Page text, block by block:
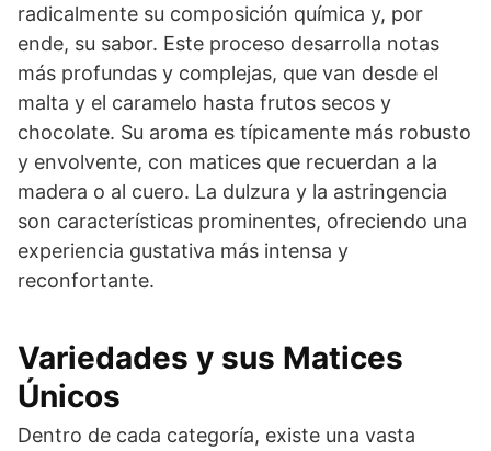
radicalmente su composición química y, por
ende, su sabor. Este proceso desarrolla notas
más profundas y complejas, que van desde el
malta y el caramelo hasta frutos secos y
chocolate. Su aroma es típicamente más robusto
y envolvente, con matices que recuerdan a la
madera o al cuero. La dulzura y la astringencia
son características prominentes, ofreciendo una
experiencia gustativa más intensa y
reconfortante.
Variedades y sus Matices
Únicos
Dentro de cada categoría, existe una vasta